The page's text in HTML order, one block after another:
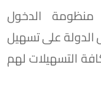
الدخول
الدولة على تسهيل
التسهيلات لهم